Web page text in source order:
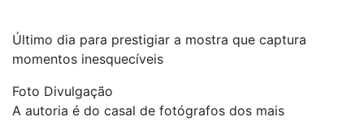
Último dia para prestigiar a mostra que captura
momentos inesquecíveis
Foto Divulgação
A autoria é do casal de fotógrafos dos mais